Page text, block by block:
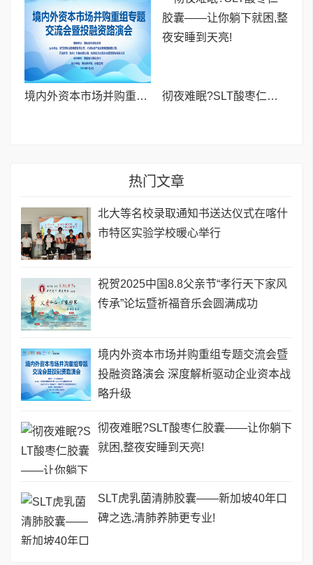
境内外资本市场并购重组专题交流会暨投融资路演会 深度解析驱动企业资本战略升级 彻夜难眠?SLT酸枣仁胶囊——让你躺下就困,整夜安睡到天亮!
热门文章
北大等名校录取通知书送达仪式在喀什
市特区实验学校暖心举行
祝贺2025中国8.8父亲节“孝行天下家风
传承”论坛暨祈福音乐会圆满成功
境内外资本市场并购重组专题交流会暨
投融资路演会 深度解析驱动企业资本战
略升级
彻夜难眠?SLT酸枣仁胶囊——让你躺下
就困,整夜安睡到天亮!
SLT虎乳菌清肺胶囊——新加坡40年口
碑之选,清肺养肺更专业!